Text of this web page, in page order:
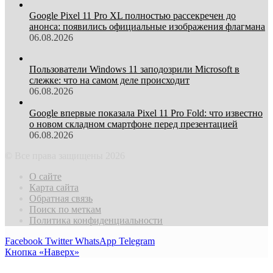
Google Pixel 11 Pro XL полностью рассекречен до
анонса: появились официальные изображения флагмана
06.08.2026
Пользователи Windows 11 заподозрили Microsoft в
слежке: что на самом деле происходит
06.08.2026
Google впервые показала Pixel 11 Pro Fold: что известно
о новом складном смартфоне перед презентацией
06.08.2026
О сайте
Карта сайта
Обратная связь
Поиск по меткам
Политика конфиденциальности
Facebook Twitter WhatsApp Telegram
Кнопка «Наверх»